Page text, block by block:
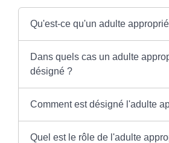
Qu'est-ce qu'un adulte
Dans quels cas un adulte
désigné ?
Comment est désigné l'adulte
Quel est le rôle de l'adulte